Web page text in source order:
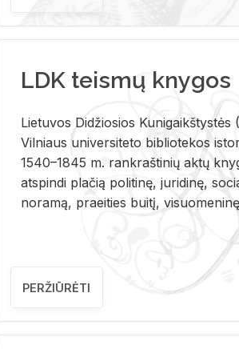
LDK teismų knygos
Lie­tu­vos Di­džio­sios
Vil­niaus uni­ver­si­te­to bi­b­lio­te­kos
1540–1845 m. rank­raš­ti­nių aktų
at­spin­di pla­čią po­li­ti­nę, ju­ri­di­nę,
no­ra­mą, pra­ei­ties bui­tį,
PERŽIŪRĖTI